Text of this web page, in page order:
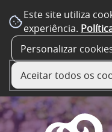
Este site utiliza
experiência.
Personalizar
Aceitar todos os